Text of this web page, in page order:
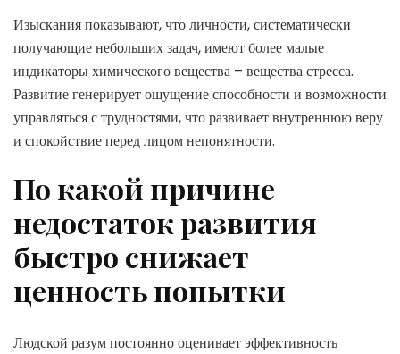
Изыскания показывают, что личности, систематически
получающие небольших задач, имеют более малые
индикаторы химического вещества – вещества стресса.
Развитие генерирует ощущение способности и возможности
управляться с трудностями, что развивает внутреннюю веру
и спокойствие перед лицом непонятности.
По какой причине
недостаток развития
быстро снижает
ценность попытки
Людской разум постоянно оценивает эффективность